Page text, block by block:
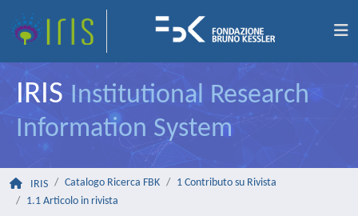
IRIS Institutional Research
Information System
IRIS Catalogo Ricerca FBK
1 Contributo su Rivista
1.1 Articolo in rivista